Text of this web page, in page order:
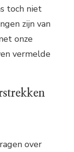
toch niet
zijn van
onze
vermelde
over